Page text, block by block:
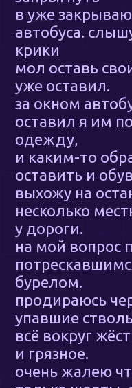
в уже
автобуса.
крики
мол оставь
уже оставил.
за окном
оставил я им
одежду,
и каким-то
оставить и
выхожу на
несколько
у дороги.
на мой вопрос
бурелом.
продираюсь
упавшие
всё вокруг
и грязное.
очень жалею